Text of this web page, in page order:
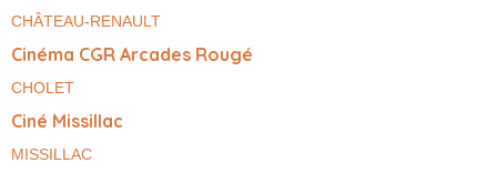
CHÂTEAU-RENAULT
Cinéma CGR Arcades Rougé
CHOLET
Ciné Missillac
MISSILLAC